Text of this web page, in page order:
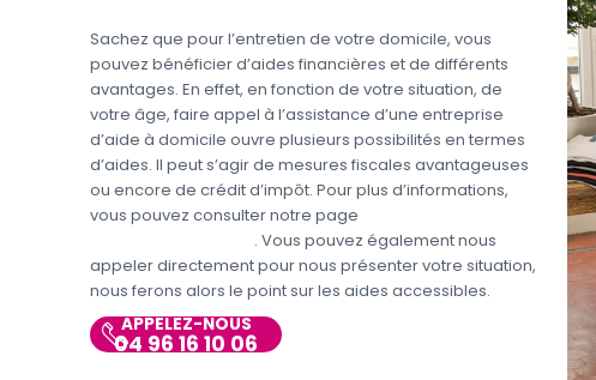
Sachez que pour l’entretien de votre domicile, vous
pouvez bénéficier d’aides financières et de différents
avantages. En effet, en fonction de votre situation, de
votre âge, faire appel à l’assistance d’une entreprise
d’aide à domicile ouvre plusieurs possibilités en termes
d’aides. Il peut s’agir de mesures fiscales avantageuses
ou encore de crédit d’impôt. Pour plus d’informations,
vous pouvez consulter notre page
. Vous pouvez également nous
appeler directement pour nous présenter votre situation,
nous ferons alors le point sur les aides accessibles.
APPELEZ-NOUS
04 96 16 10 06